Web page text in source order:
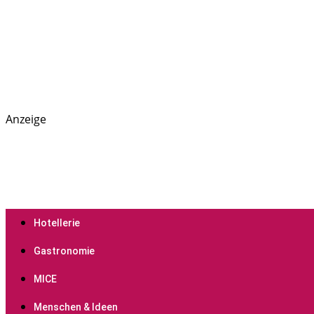
PREGAS: News- und Presseportal für die Hotellerie,
Anzeige
Hotellerie
Gastronomie
MICE
Menschen & Ideen